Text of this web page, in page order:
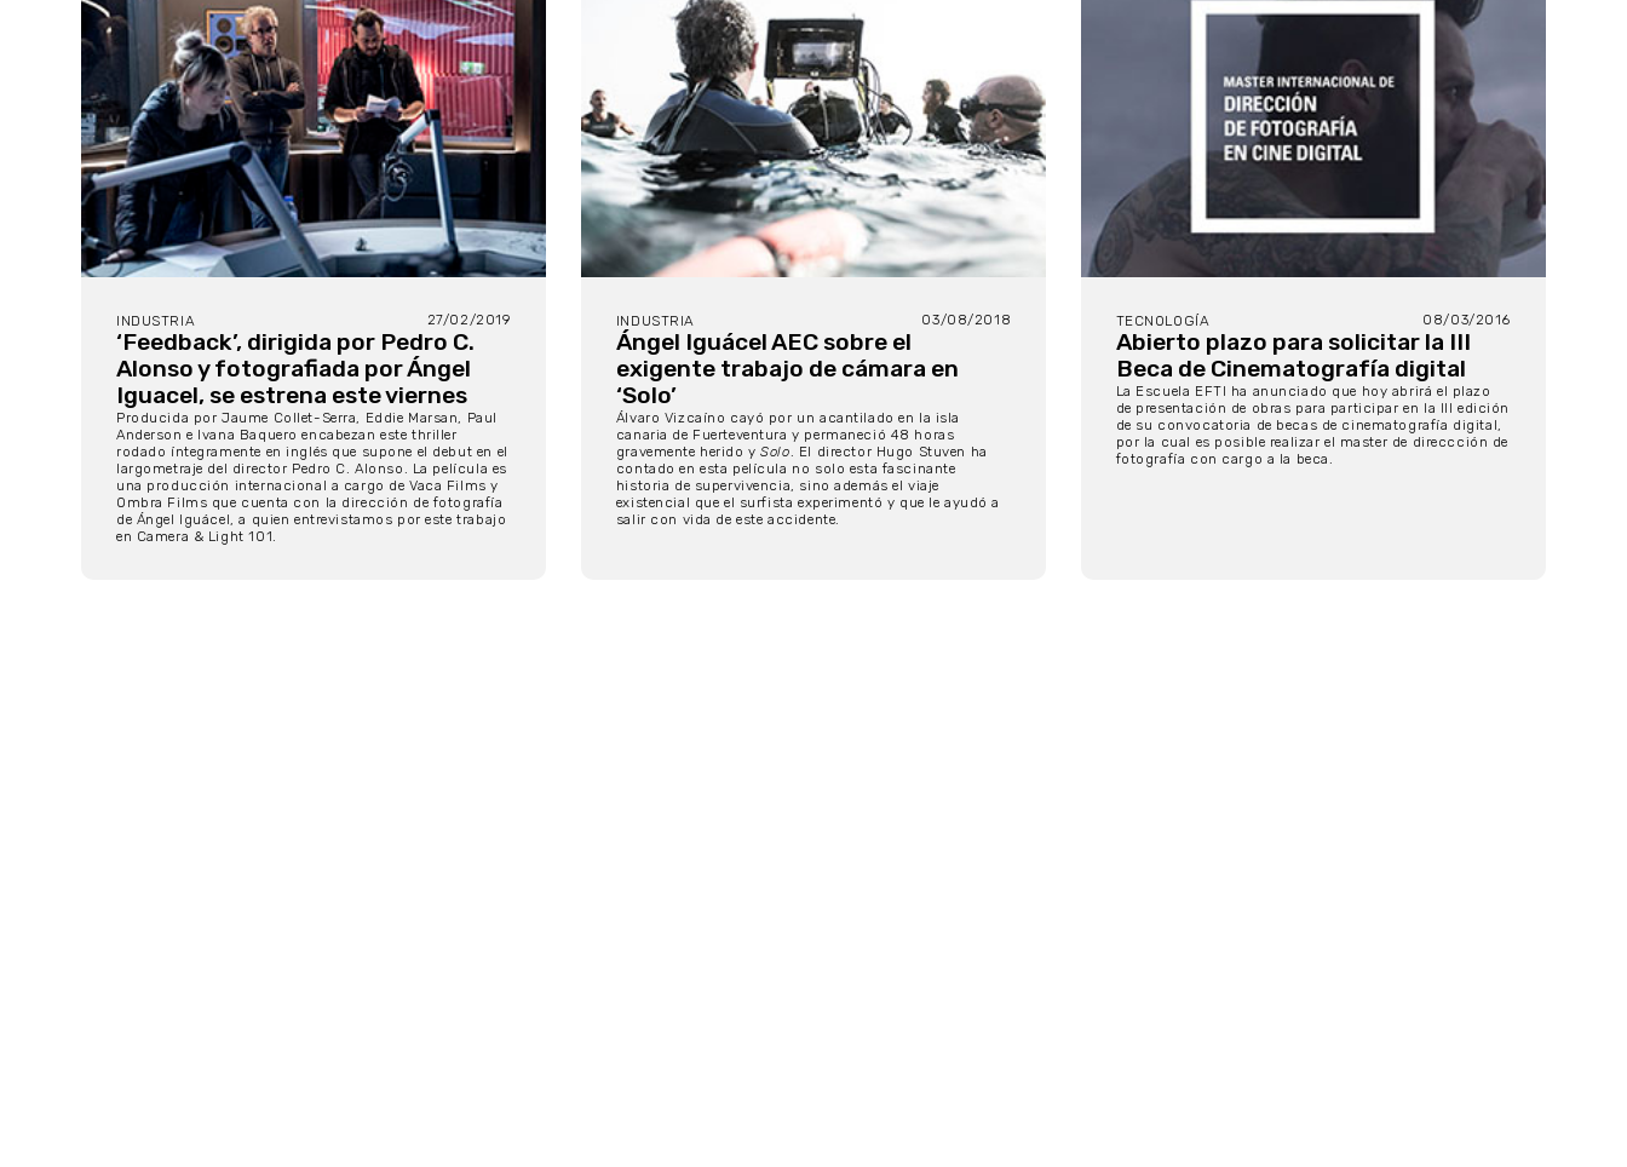
INDUSTRIA 27/02/2019
‘Feedback’, dirigida por Pedro C.
Alonso y fotografiada por Ángel
Iguacel, se estrena este viernes
Producida por Jaume Collet-Serra, Eddie Marsan, Paul
Anderson e Ivana Baquero encabezan este thriller
rodado íntegramente en inglés que supone el debut en el
largometraje del director Pedro C. Alonso. La película es
una producción internacional a cargo de Vaca Films y
Ombra Films que cuenta con la dirección de fotografía
de Ángel Iguácel, a quien entrevistamos por este trabajo
en Camera & Light 101.
INDUSTRIA 03/08/2018
Ángel Iguácel AEC sobre el
exigente trabajo de cámara en
‘Solo’
Álvaro Vizcaíno cayó por un acantilado en la isla
canaria de Fuerteventura y permaneció 48 horas
gravemente herido y Solo . El director Hugo Stuven ha
contado en esta película no solo esta fascinante
historia de supervivencia, sino además el viaje
existencial que el surfista experimentó y que le ayudó a
salir con vida de este accidente.
TECNOLOGÍA 08/03/2016
Abierto plazo para solicitar la III
Beca de Cinematografía digital
La Escuela EFTI ha anunciado que hoy abrirá el plazo
de presentación de obras para participar en la III edición
de su convocatoria de becas de cinematografía digital,
por la cual es posible realizar el master de direccción de
fotografía con cargo a la beca.